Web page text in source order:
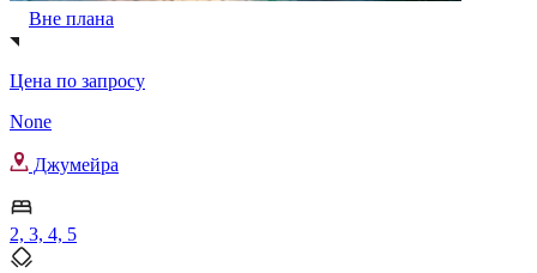
Вне плана
Цена по запросу
None
Джумейра
2, 3, 4, 5